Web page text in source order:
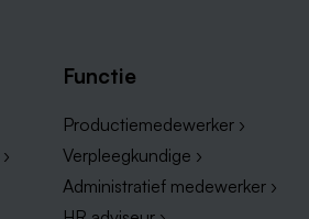
Functie
Productiemedewerker ›
Verpleegkundige ›
Administratief medewerker ›